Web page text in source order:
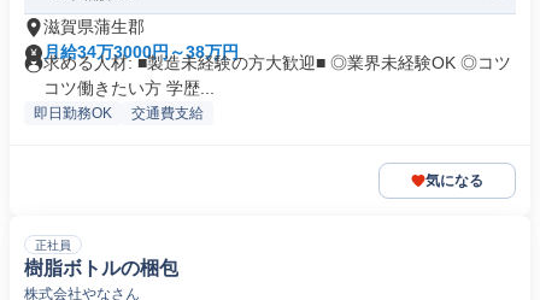
滋賀県蒲生郡
月給34万3000円～38万円
求める人材: ■製造未経験の方大歓迎■ ◎業界未経験OK ◎コツ
コツ働きたい方 学歴...
即日勤務OK 交通費支給
気になる
正社員
樹脂ボトルの梱包
株式会社やなさん